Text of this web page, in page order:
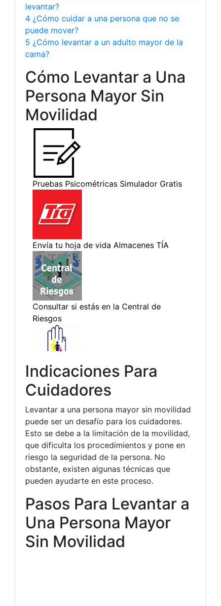
levantar?
4 ¿Cómo cuidar a una persona que no se
puede mover?
5 ¿Cómo levantar a un adulto mayor de la
cama?
Cómo Levantar a Una
Persona Mayor Sin
Movilidad
Indicaciones Para
Cuidadores
Levantar a una persona mayor sin movilidad
puede ser un desafío para los cuidadores.
Esto se debe a la limitación de la movilidad,
que dificulta los procedimientos y pone en
riesgo la seguridad de la persona. No
obstante, existen algunas técnicas que
pueden ayudarte en este proceso.
Pasos Para Levantar a
Una Persona Mayor
Sin Movilidad